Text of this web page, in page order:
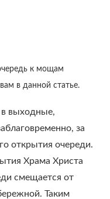
к мощам
в данной статье.
в выходные,
за
открытия очереди.
Храма Христа
смещается от
Таким